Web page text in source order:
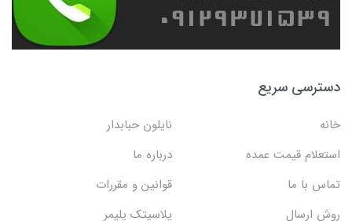
دسترسی سریع
خانه
نایلون حبابدار
استعلام قیمت عمده
درباره ما
تماس با ما
قوانین و مقررات
روش ارسال
پلاسیتک پلیمر